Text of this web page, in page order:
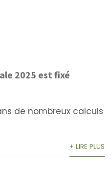
2025 est fixé
de nombreux calculs
+ LIRE PLUS